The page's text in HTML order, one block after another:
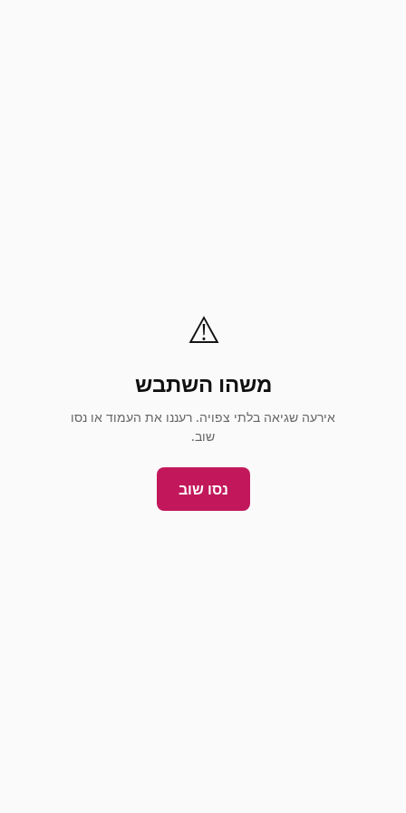
⚠️
משהו השתבש
אירעה שגיאה בלתי צפויה. רעננו את העמוד או נסו
שוב.
נסו שוב